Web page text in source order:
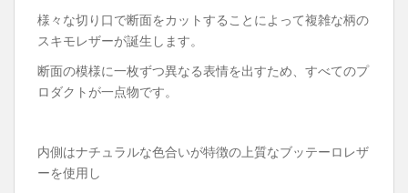
様々な切り口で断面をカットすることによって複雑な柄の
スキモレザーが誕生します。
断面の模様に一枚ずつ異なる表情を出すため、すべてのプ
ロダクトが一点物です。
内側はナチュラルな色合いが特徴の上質なブッテーロレザ
ーを使用し